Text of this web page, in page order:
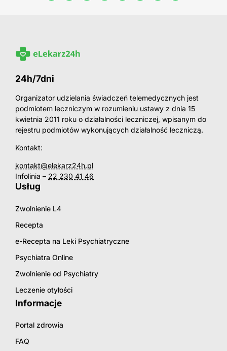
24h/7dni
Organizator udzielania świadczeń telemedycznych jest
podmiotem leczniczym w rozumieniu ustawy z dnia 15
kwietnia 2011 roku o działalności leczniczej, wpisanym do
rejestru podmiotów wykonujących działalność leczniczą.
Kontakt:
kontakt@elekarz24h.pl
Infolinia – 22 230 41 46
Usług
Zwolnienie L4
Recepta
e-Recepta na Leki Psychiatryczne
Psychiatra Online
Zwolnienie od Psychiatry
Leczenie otyłości
Informacje
Portal zdrowia
FAQ